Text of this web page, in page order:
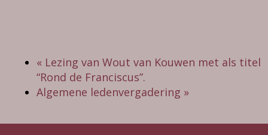
«Lezing van Wout van Kouwen met als titel
“Rond de Franciscus”.
Algemene ledenvergadering »